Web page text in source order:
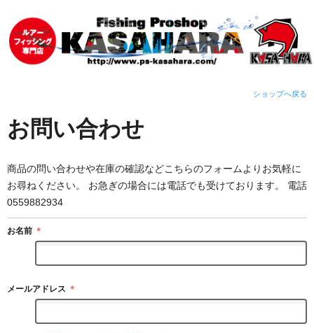
ショップへ戻る
お問い合わせ
商品の問い合わせや在庫の確認などこちらのフォームよりお気軽に
お尋ねください。 お急ぎの場合には電話でも受けております。 電話
0559882934
お名前 ＊
メールアドレス ＊